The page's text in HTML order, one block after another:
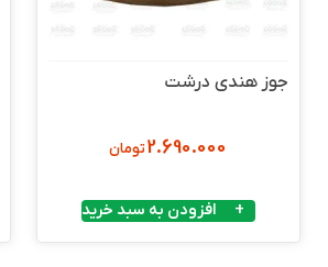
جوز هندی درشت
2.690.000تومان
افزودن به سبد خرید